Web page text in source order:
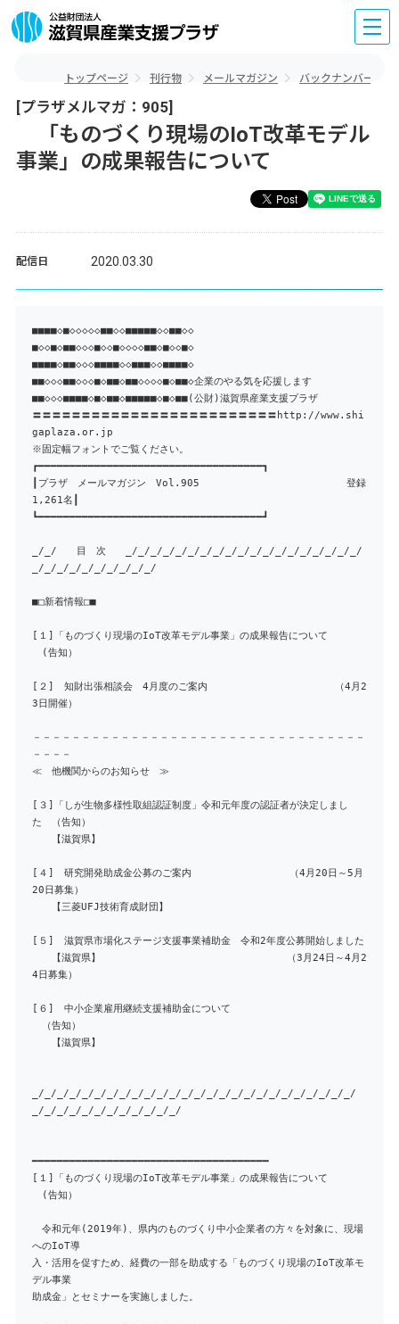
トップページ 刊行物 メールマガジン バックナンバー
[プラザメルマガ：905]
「ものづくり現場のIoT改革モデル
事業」の成果報告について
配信日 2020.03.30
■■■■◇■◇◇◇◇◇■■◇◇■■■■■◇◇■■◇◇
■◇◇■◇■■◇◇◇■◇◇■◇◇◇◇■■◇■◇◇■◇
■■■■◇■■◇◇◇■■■■◇◇■■■◇◇■■■■◇
■■◇◇◇■■◇◇◇■◇■■◇■■◇◇◇◇■◇■■◇企業のやる気を応援します
■■◇◇◇■■■■◇■◇■■◇■■■■■◇■◇■■(公財)滋賀県産業支援プラザ
〓〓〓〓〓〓〓〓〓〓〓〓〓〓〓〓〓〓〓〓〓〓〓〓〓http://www.shi
gaplaza.or.jp
※固定幅フォントでご覧ください。
┏━━━━━━━━━━━━━━━━━━━━━━━━━━━━━━━━━━━━┓
┃プラザ メールマガジン Vol.905 登録
1,261名┃
┗━━━━━━━━━━━━━━━━━━━━━━━━━━━━━━━━━━━━┛
_/_/ 目 次 _/_/_/_/_/_/_/_/_/_/_/_/_/_/_/_/_/_/_/
_/_/_/_/_/_/_/_/_/_/
■□新着情報□■
[１]「ものづくり現場のIoT改革モデル事業」の成果報告について
(告知）
[２] 知財出張相談会 4月度のご案内 （4月2
3日開催）
－－－－－－－－－－－－－－－－－－－－－－－－－－－－－－－－－－
－－－－
≪ 他機関からのお知らせ ≫
[３]「しが生物多様性取組認証制度」令和元年度の認証者が決定しまし
た （告知）
【滋賀県】
[４] 研究開発助成金公募のご案内 （4月20日～5月
20日募集）
【三菱UFJ技術育成財団】
[５] 滋賀県市場化ステージ支援事業補助金 令和2年度公募開始しました
【滋賀県】 （3月24日～4月2
4日募集）
[６] 中小企業雇用継続支援補助金について
（告知）
【滋賀県】
_/_/_/_/_/_/_/_/_/_/_/_/_/_/_/_/_/_/_/_/_/_/_/_/_/_/
_/_/_/_/_/_/_/_/_/_/_/_/
━━━━━━━━━━━━━━━━━━━━━━━━━━━━━━━━━━━━━━
[１]「ものづくり現場のIoT改革モデル事業」の成果報告について
(告知）
令和元年(2019年)、県内のものづくり中小企業者の方々を対象に、現場
へのIoT導
入・活用を促すため、経費の一部を助成する「ものづくり現場のIoT改革モ
デル事業
助成金」とセミナーを実施しました。